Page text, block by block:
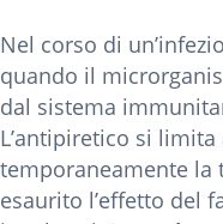
Nel corso di
quando il
dal sistema
L’antipiretico si
temporaneamente la
esaurito l’effetto del